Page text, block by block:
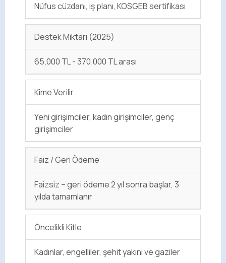
Nüfus cüzdanı, iş planı, KOSGEB sertifikası
Destek Miktarı (2025)
65.000 TL - 370.000 TL arası
Kime Verilir
Yeni girişimciler, kadın girişimciler, genç
girişimciler
Faiz / Geri Ödeme
Faizsiz – geri ödeme 2 yıl sonra başlar, 3
yılda tamamlanır
Öncelikli Kitle
Kadınlar, engelliler, şehit yakını ve gaziler